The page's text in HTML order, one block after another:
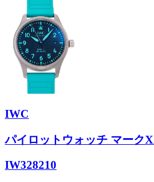
IWC
パイロットウォッチ マーク
IW328210